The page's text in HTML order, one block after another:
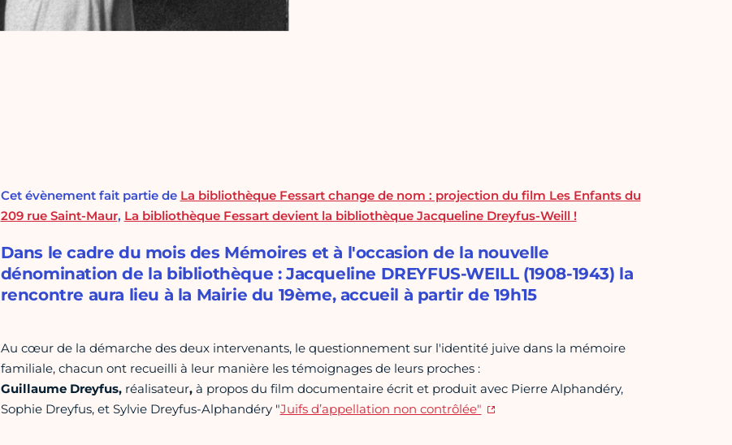
Cet évènement fait partie de La bibliothèque Fessart change de nom : projection du film Les Enfants du
209 rue Saint-Maur, La bibliothèque Fessart devient la bibliothèque Jacqueline Dreyfus-Weill !
Dans le cadre du mois des Mémoires et à l'occasion de la nouvelle
dénomination de la bibliothèque : Jacqueline DREYFUS-WEILL (1908-1943) la
rencontre aura lieu à la Mairie du 19ème, accueil à partir de 19h15
Au cœur de la démarche des deux intervenants, le questionnement sur l'identité juive dans la mémoire
familiale, chacun ont recueilli à leur manière les témoignages de leurs proches :
Guillaume Dreyfus, réalisateur, à propos du film documentaire écrit et produit avec Pierre Alphandéry,
Sophie Dreyfus, et Sylvie Dreyfus-Alphandéry "Juifs d’appellation non contrôlée"